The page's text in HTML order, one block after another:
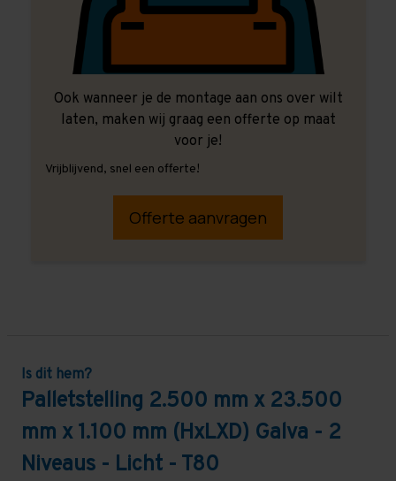
Ook wanneer je de montage aan ons over wilt
laten, maken wij graag een offerte op maat
voor je!
Vrijblijvend, snel een offerte!
Offerte aanvragen
Is dit hem?
Palletstelling 2.500 mm x 23.500
mm x 1.100 mm (HxLXD) Galva - 2
Niveaus - Licht - T80